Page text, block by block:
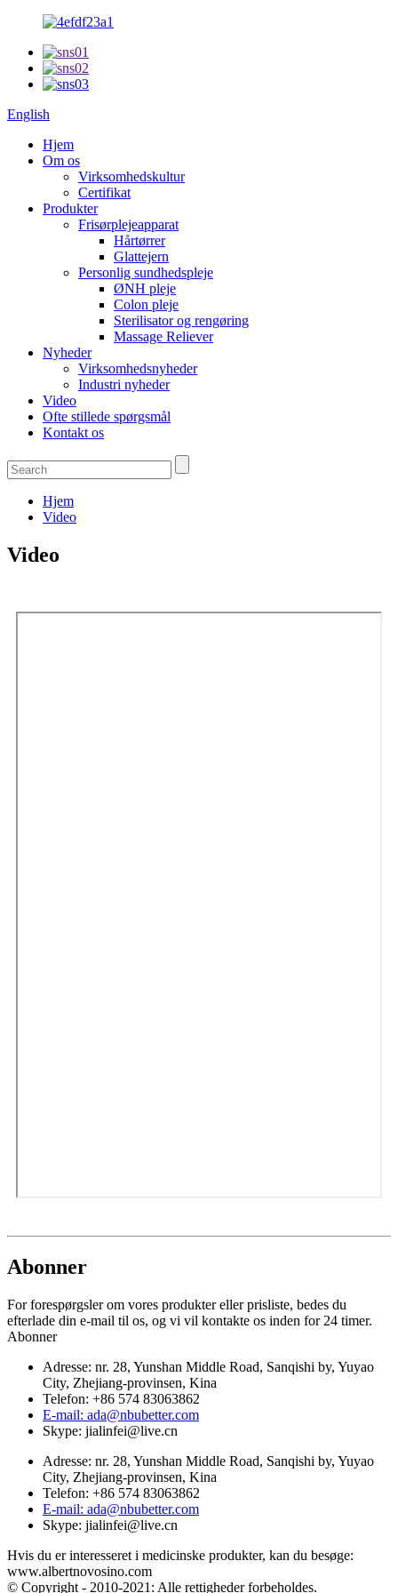
English
Hjem
Om os
Virksomhedskultur
Certifikat
Produkter
Frisørplejeapparat
Hårtørrer
Glattejern
Personlig sundhedspleje
ØNH pleje
Colon pleje
Sterilisator og rengøring
Massage Reliever
Nyheder
Virksomhedsnyheder
Industri nyheder
Video
Ofte stillede spørgsmål
Kontakt os
Hjem
Video
Video
Abonner
For forespørgsler om vores produkter eller prisliste, bedes du
efterlade din e-mail til os, og vi vil kontakte os inden for 24 timer.
Abonner
Adresse: nr. 28, Yunshan Middle Road, Sanqishi by, Yuyao
City, Zhejiang-provinsen, Kina
Telefon: +86 574 83063862
E-mail: ada@nbubetter.com
Skype: jialinfei@live.cn
Adresse: nr. 28, Yunshan Middle Road, Sanqishi by, Yuyao
City, Zhejiang-provinsen, Kina
Telefon: +86 574 83063862
E-mail: ada@nbubetter.com
Skype: jialinfei@live.cn
Hvis du er interesseret i medicinske produkter, kan du besøge:
www.albertnovosino.com
© Copyright - 2010-2021: Alle rettigheder forbeholdes.